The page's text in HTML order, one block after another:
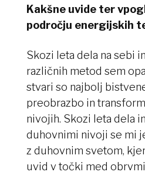
Kakšne uvide ter
področju energijskih
Skozi leta dela na sebi
različnih metod sem
stvari so najbolj
preobrazbo in
nivojih. Skozi leta dela
duhovnimi nivoji se mi
z duhovnim svetom,
uvid v točki med